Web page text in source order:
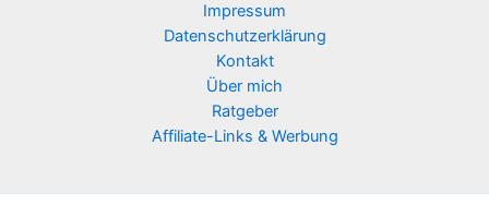
Impressum
Datenschutzerklärung
Kontakt
Über mich
Ratgeber
Affiliate-Links & Werbung